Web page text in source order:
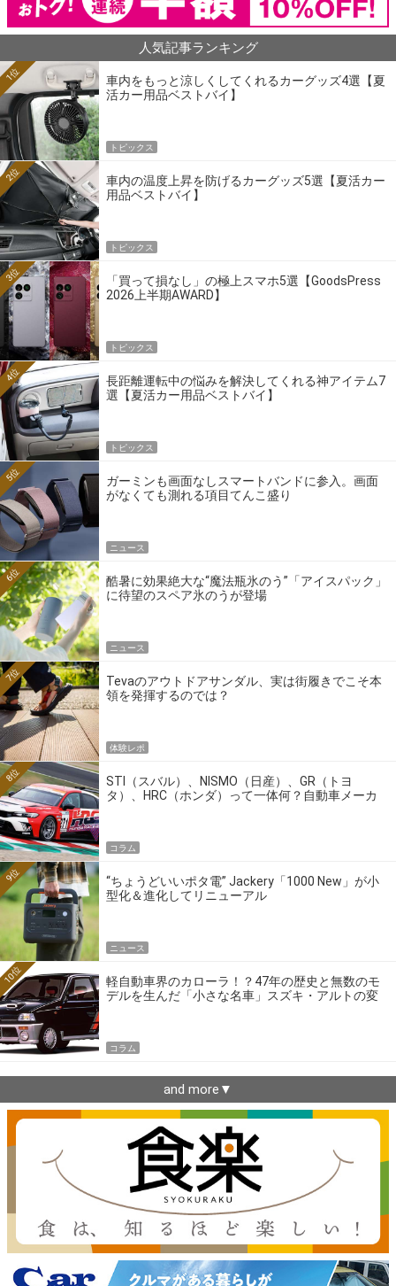
人気記事ランキング
車内をもっと涼しくしてくれるカーグッズ4選【夏
活カー用品ベストバイ】
1位
トピックス
車内の温度上昇を防げるカーグッズ5選【夏活カー
用品ベストバイ】
2位
トピックス
「買って損なし」の極上スマホ5選【GoodsPress
2026上半期AWARD】
3位
トピックス
長距離運転中の悩みを解決してくれる神アイテム7
選【夏活カー用品ベストバイ】
4位
トピックス
ガーミンも画面なしスマートバンドに参入。画面
がなくても測れる項目てんこ盛り
5位
ニュース
酷暑に効果絶大な“魔法瓶氷のう”「アイスパック」
に待望のスペア氷のうが登場
6位
ニュース
Tevaのアウトドアサンダル、実は街履きでこそ本
領を発揮するのでは？
7位
体験レポ
STI（スバル）、NISMO（日産）、GR（トヨ
タ）、HRC（ホンダ）って一体何？自動車メーカ
8位
コラム
“ちょうどいいポタ電” Jackery「1000 New」が小
型化＆進化してリニューアル
9位
ニュース
軽自動車界のカローラ！？47年の歴史と無数のモ
デルを生んだ「小さな名車」スズキ・アルトの変
10位
コラム
and more▼